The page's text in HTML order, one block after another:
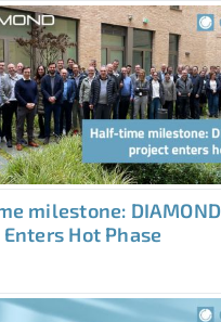
milestone: DIAMOND
Hot Phase